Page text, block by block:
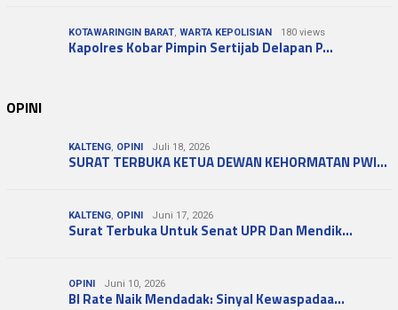
KOTAWARINGIN BARAT WARTA KEPOLISIAN 180 views
Kapolres Kobar Pimpin Sertijab Delapan P…
OPINI
KALTENG OPINI Juli 18, 2026
SURAT TERBUKA KETUA DEWAN KEHORMATAN PWI…
KALTENG OPINI Juni 17, 2026
Surat Terbuka Untuk Senat UPR Dan Mendik…
OPINI Juni 10, 2026
BI Rate Naik Mendadak: Sinyal Kewaspadaa…